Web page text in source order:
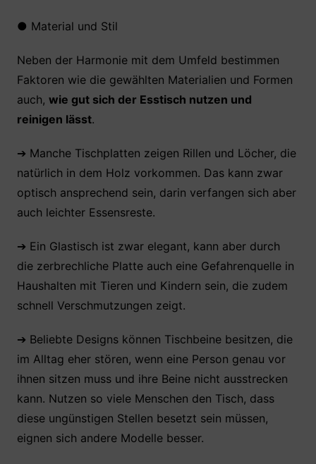
● Material und Stil
Neben der Harmonie mit dem Umfeld bestimmen
Faktoren wie die gewählten Materialien und Formen
auch, wie gut sich der Esstisch nutzen und
reinigen lässt.
➔ Manche Tischplatten zeigen Rillen und Löcher, die
natürlich in dem Holz vorkommen. Das kann zwar
optisch ansprechend sein, darin verfangen sich aber
auch leichter Essensreste.
➔ Ein Glastisch ist zwar elegant, kann aber durch
die zerbrechliche Platte auch eine Gefahrenquelle in
Haushalten mit Tieren und Kindern sein, die zudem
schnell Verschmutzungen zeigt.
➔ Beliebte Designs können Tischbeine besitzen, die
im Alltag eher stören, wenn eine Person genau vor
ihnen sitzen muss und ihre Beine nicht ausstrecken
kann. Nutzen so viele Menschen den Tisch, dass
diese ungünstigen Stellen besetzt sein müssen,
eignen sich andere Modelle besser.